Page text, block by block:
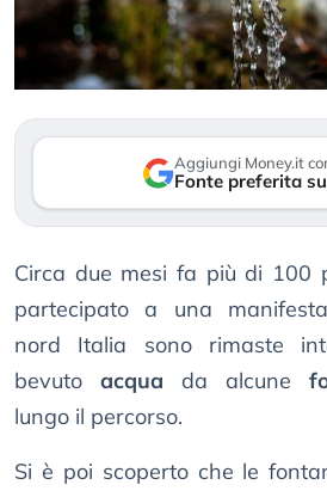
Aggiungi Money.it
Fonte preferita
Circa due mesi fa più di 100
partecipato a una
nord Italia sono rimaste
bevuto acqua da alcune
lungo il percorso.
Si è poi scoperto che le